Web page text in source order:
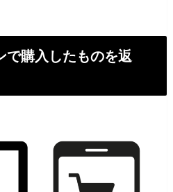
で購入したものを返